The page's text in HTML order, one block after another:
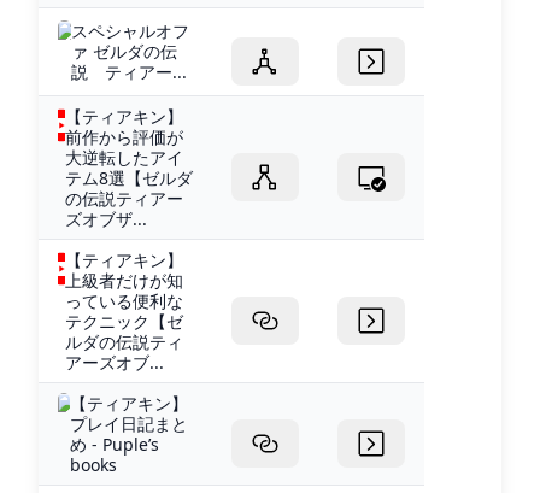
スペシャルオフ
ァ ゼルダの伝
説 ティアー...
【ティアキン】
前作から評価が
大逆転したアイ
テム8選【ゼルダ
の伝説ティアー
ズオブザ...
【ティアキン】
上級者だけが知
っている便利な
テクニック【ゼ
ルダの伝説ティ
アーズオブ...
【ティアキン】
プレイ日記まと
め - Puple’s
books